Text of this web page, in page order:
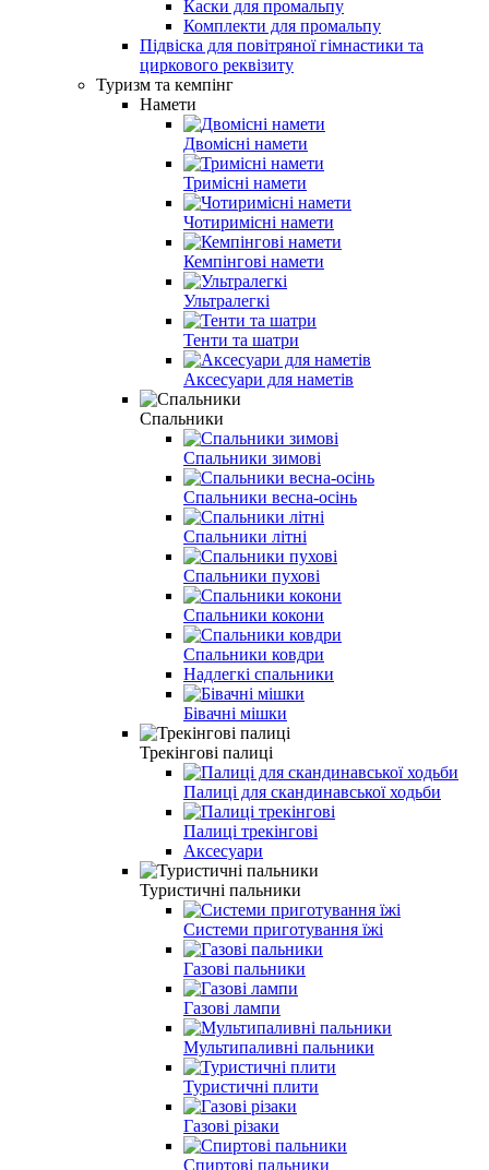
Каски для промальпу
Комплекти для промальпу
Підвіска для повітряної гімнастики та
циркового реквізиту
Туризм та кемпінг
Намети
Двомісні намети
Тримісні намети
Чотиримісні намети
Кемпінгові намети
Ультралегкі
Тенти та шатри
Аксесуари для наметів
Спальники
Спальники зимові
Спальники весна-осінь
Спальники літні
Спальники пухові
Спальники кокони
Спальники ковдри
Надлегкі спальники
Бівачні мішки
Трекінгові палиці
Палиці для скандинавської ходьби
Палиці трекінгові
Аксесуари
Туристичні пальники
Системи приготування їжі
Газові пальники
Газові лампи
Мультипаливні пальники
Туристичні плити
Газові різаки
Спиртові пальники